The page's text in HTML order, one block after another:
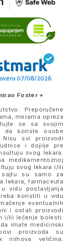
Foster +
Preporučene
merama opreza
se sa svojim
da koriste osobe
svi proizvodi
i dojilje pre
svog lekara.
medikamentoznoj
svog lekara i/ili
sajtu su samo za
lekara, farmaceuta
vidu postavljanja
koristiti u vidu
eventualnih
i ostali proizvodi
i/ili lečenje bolesti.
imate medicinski
proizvoda su
njihova veličina,